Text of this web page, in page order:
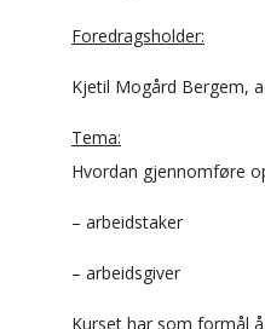
Foredragsholder:
Kjetil Mogård Bergem,
Tema:
Hvordan gjennomføre
– arbeidstaker
– arbeidsgiver
Kurset har som formål